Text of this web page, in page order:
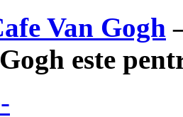
Van Gogh
este